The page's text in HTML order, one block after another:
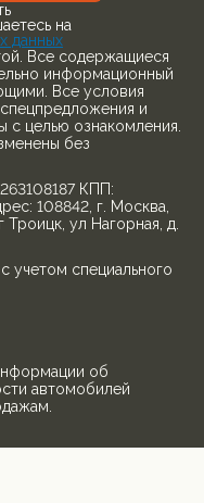
на
данных
Все содержащиеся
информационный
Все условия
и
с целью ознакомления.
без
КПП:
108842, г. Москва,
Троицк, ул Нагорная, д.
учетом специального
об
автомобилей